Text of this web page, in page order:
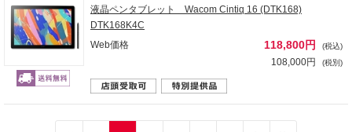
液晶ペンタブレット Wacom Cintiq 16 (DTK168)
DTK168K4C
Web価格
118,800円 (税込)
108,000円 (税別)